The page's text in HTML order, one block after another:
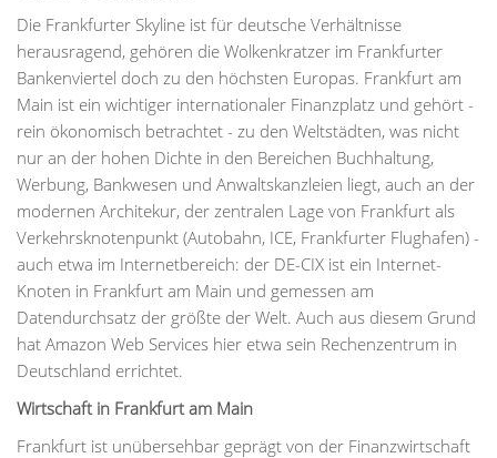
Die Frankfurter Skyline ist für deutsche Verhältnisse
herausragend, gehören die Wolkenkratzer im Frankfurter
Bankenviertel doch zu den höchsten Europas. Frankfurt am
Main ist ein wichtiger internationaler Finanzplatz und gehört -
rein ökonomisch betrachtet - zu den Weltstädten, was nicht
nur an der hohen Dichte in den Bereichen Buchhaltung,
Werbung, Bankwesen und Anwaltskanzleien liegt, auch an der
modernen Architekur, der zentralen Lage von Frankfurt als
Verkehrsknotenpunkt (Autobahn, ICE, Frankfurter Flughafen) -
auch etwa im Internetbereich: der DE-CIX ist ein Internet-
Knoten in Frankfurt am Main und gemessen am
Datendurchsatz der größte der Welt. Auch aus diesem Grund
hat Amazon Web Services hier etwa sein Rechenzentrum in
Deutschland errichtet.
Wirtschaft in Frankfurt am Main
Frankfurt ist unübersehbar geprägt von der Finanzwirtschaft